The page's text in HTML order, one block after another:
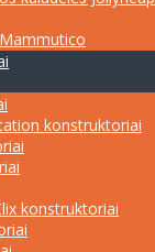
konstruktoriai
konstruktoriai